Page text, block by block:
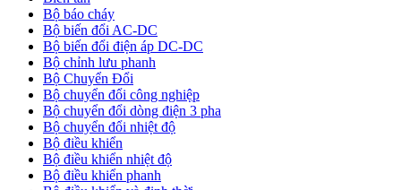
Bộ báo cháy
Bộ biến đổi AC-DC
Bộ biến đổi điện áp DC-DC
Bộ chỉnh lưu phanh
Bộ Chuyển Đổi
Bộ chuyển đổi công nghiệp
Bộ chuyển đổi dòng điện 3 pha
Bộ chuyển đổi nhiệt độ
Bộ điều khiển
Bộ điều khiển nhiệt độ
Bộ điều khiển phanh